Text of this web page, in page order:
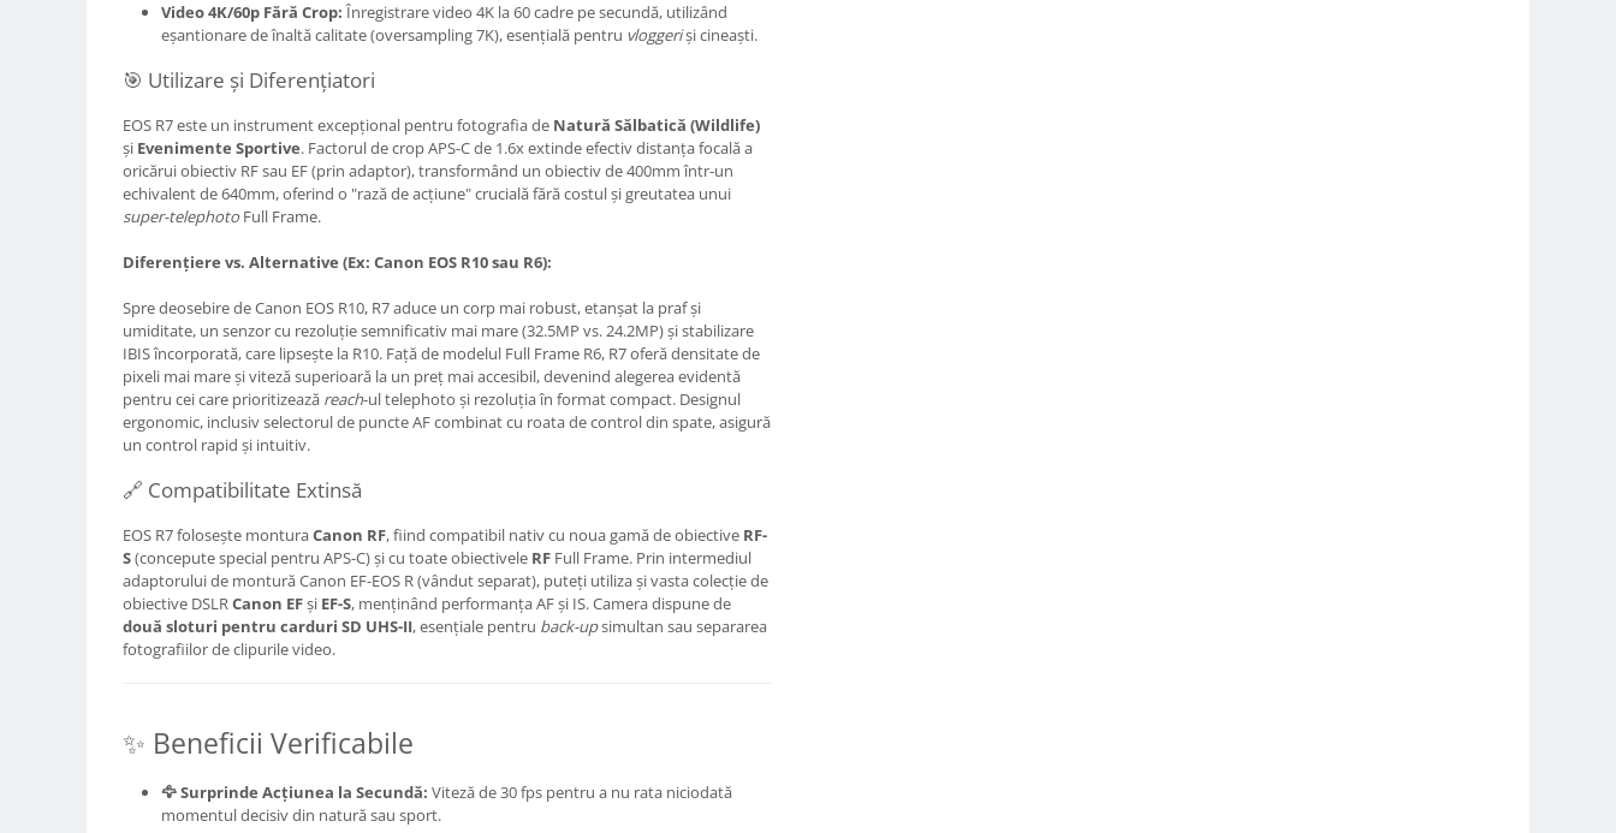
Recordere audio digitale
Acumulatori AA/AAA (R6/R3)) si
Incarcatoare acumulatori Foto-
Huse protectie acumulatori foto
Tablete grafice
Adaptoare pentru convertoare sau
Alimentatoare 220V
Carcase de tip Cage, pentru
integrare in sisteme video
Curatare Senzor
Huse de ploaie
Microfoane / Reportofoane
Nivela patina
Transmitator de fisiere fara fir
Accesorii diverse
Video 4K/60p Fără Crop: Înregistrare video 4K la 60 cadre pe secundă, utilizând
eșantionare de înaltă calitate (oversampling 7K), esențială pentru vloggeriși cineaști.
🎯 Utilizare și Diferențiatori
EOS R7 este un instrument excepțional pentru fotografia de Natură Sălbatică (Wildlife)
și Evenimente Sportive. Factorul de crop APS-C de 1.6x extinde efectiv distanța focală a
oricărui obiectiv RF sau EF (prin adaptor), transformând un obiectiv de 400mm într-un
echivalent de 640mm, oferind o "rază de acțiune" crucială fără costul și greutatea unui
super-telephoto Full Frame.
Diferențiere vs. Alternative (Ex: Canon EOS R10 sau R6):
Spre deosebire de Canon EOS R10, R7 aduce un corp mai robust, etanșat la praf și
umiditate, un senzor cu rezoluție semnificativ mai mare (32.5MP vs. 24.2MP) și stabilizare
IBIS încorporată, care lipsește la R10. Față de modelul Full Frame R6, R7 oferă densitate de
pixeli mai mare și viteză superioară la un preț mai accesibil, devenind alegerea evidentă
pentru cei care prioritizează reach-ul telephoto și rezoluția în format compact. Designul
ergonomic, inclusiv selectorul de puncte AF combinat cu roata de control din spate, asigură
un control rapid și intuitiv.
🔗 Compatibilitate Extinsă
EOS R7 folosește monturaCanon RF, fiind compatibil nativ cu noua gamă de obiective RF-
S(concepute special pentru APS-C) și cu toate obiectivele RF Full Frame. Prin intermediul
adaptorului de montură Canon EF-EOS R (vândut separat), puteți utiliza și vasta colecție de
obiective DSLRCanon EFși EF-S, menținând performanța AF și IS. Camera dispune de
două sloturi pentru carduri SD UHS-II, esențiale pentru back-upsimultan sau separarea
fotografiilor de clipurile video.
✨ Beneficii Verificabile
🦅 Surprinde Acțiunea la Secundă: Viteză de 30 fps pentru a nu rata niciodată
momentul decisiv din natură sau sport.